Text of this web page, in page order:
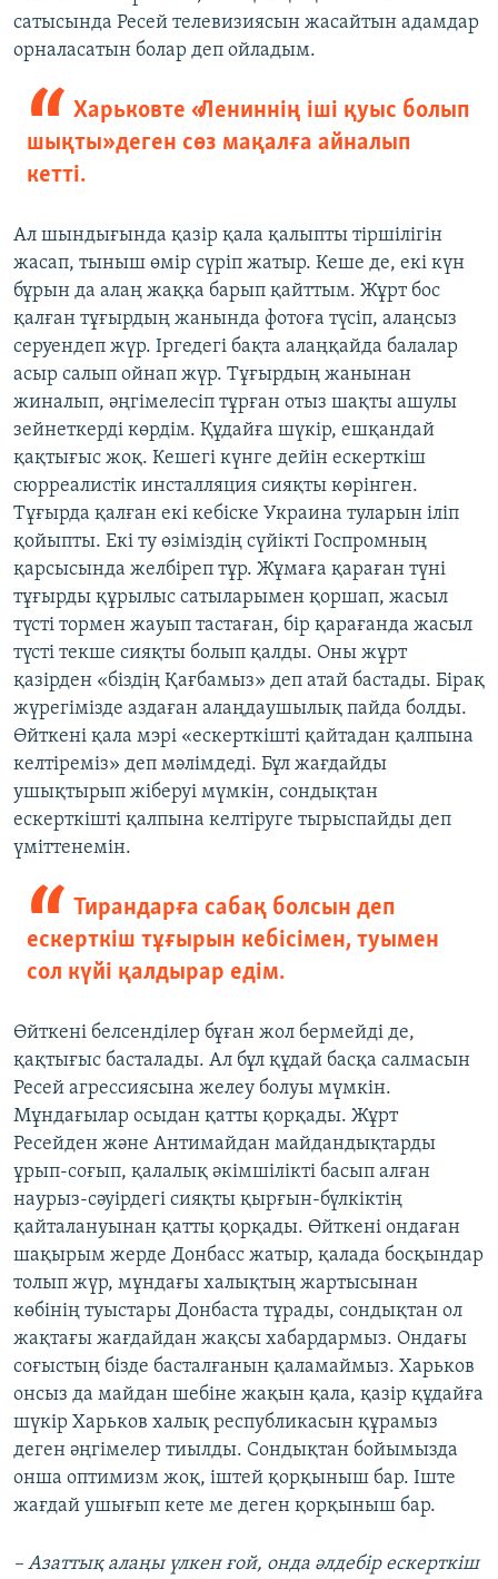
сатысында Ресей телевизиясын жасайтын адамдар
орналасатын болар деп ойладым.
Харьковте «Лениннің іші қуыс болып
шықты» деген сөз мақалға айналып
кетті.
Ал шындығында қазір қала қалыпты тіршілігін
жасап, тыныш өмір сүріп жатыр. Кеше де, екі күн
бұрын да алаң жаққа барып қайттым. Жұрт бос
қалған тұғырдың жанында фотоға түсіп, алаңсыз
серуендеп жүр. Іргедегі бақта алаңқайда балалар
асыр салып ойнап жүр. Тұғырдың жанынан
жиналып, әңгімелесіп тұрған отыз шақты ашулы
зейнеткерді көрдім. Құдайға шүкір, ешқандай
қақтығыс жоқ. Кешегі күнге дейін ескерткіш
сюрреалистік инсталляция сияқты көрінген.
Тұғырда қалған екі кебіске Украина туларын іліп
қойыпты. Екі ту өзіміздің сүйікті Госпромның
қарсысында желбіреп тұр. Жұмаға қараған түні
тұғырды құрылыс сатыларымен қоршап, жасыл
түсті тормен жауып тастаған, бір қарағанда жасыл
түсті текше сияқты болып қалды. Оны жұрт
қазірден «біздің Қағбамыз» деп атай бастады. Бірақ
жүрегімізде аздаған алаңдаушылық пайда болды.
Өйткені қала мэрі «ескерткішті қайтадан қалпына
келтіреміз» деп мәлімдеді. Бұл жағдайды
ушықтырып жіберуі мүмкін, сондықтан
ескерткішті қалпына келтіруге тырыспайды деп
үміттенемін.
Тирандарға сабақ болсын деп
ескерткіш тұғырын кебісімен, туымен
сол күйі қалдырар едім.
Өйткені белсенділер бұған жол бермейді де,
қақтығыс басталады. Ал бұл құдай басқа салмасын
Ресей агрессиясына желеу болуы мүмкін.
Мұндағылар осыдан қатты қорқады. Жұрт
Ресейден және Антимайдан майдандықтарды
ұрып-соғып, қалалық әкімшілікті басып алған
наурыз-сәуірдегі сияқты қырғын-бүлкіктің
қайталануынан қатты қорқады. Өйткені ондаған
шақырым жерде Донбасс жатыр, қалада босқындар
толып жүр, мұндағы халықтың жартысынан
көбінің туыстары Донбаста тұрады, сондықтан ол
жақтағы жағдайдан жақсы хабардармыз. Ондағы
соғыстың бізде басталғанын қаламаймыз. Харьков
онсыз да майдан шебіне жақын қала, қазір құдайға
шүкір Харьков халық республикасын құрамыз
деген әңгімелер тиылды. Сондықтан бойымызда
онша оптимизм жоқ, іштей қорқыныш бар. Іште
жағдай ушығып кете ме деген қорқыныш бар.
– Азаттық алаңы үлкен ғой, онда әлдебір ескерткіш